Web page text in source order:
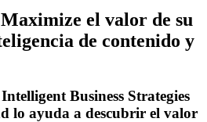
el valor de su
de contenido y
Business Strategies
lo ayuda a descubrir el valor